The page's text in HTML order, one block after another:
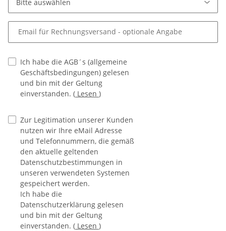
Email für Rechnungsversand - optionale Angabe
Ich habe die AGB´s (allgemeine
Geschäftsbedingungen) gelesen
und bin mit der Geltung
einverstanden. ( Lesen )
Zur Legitimation unserer Kunden
nutzen wir Ihre eMail Adresse
und Telefonnummern, die gemäß
den aktuelle geltenden
Datenschutzbestimmungen in
unseren verwendeten Systemen
gespeichert werden.
Ich habe die
Datenschutzerklärung gelesen
und bin mit der Geltung
einverstanden. ( Lesen )